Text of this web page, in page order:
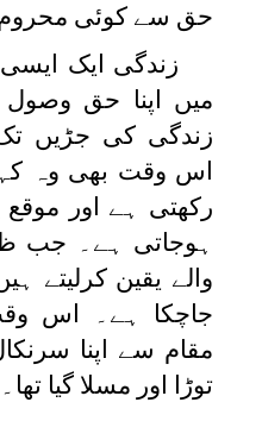
حق سے کوئی محروم
زندگی ایک
میں اپنا حق
زندگی کی جڑیں
اس وقت بھی وہ
رکھتی ہے اور موقع
ہوجاتی ہے۔ جب
والے یقین کرلیتے
جاچکا ہے۔ اس
مقام سے اپنا
توڑا اور مسلا گیا تھا۔